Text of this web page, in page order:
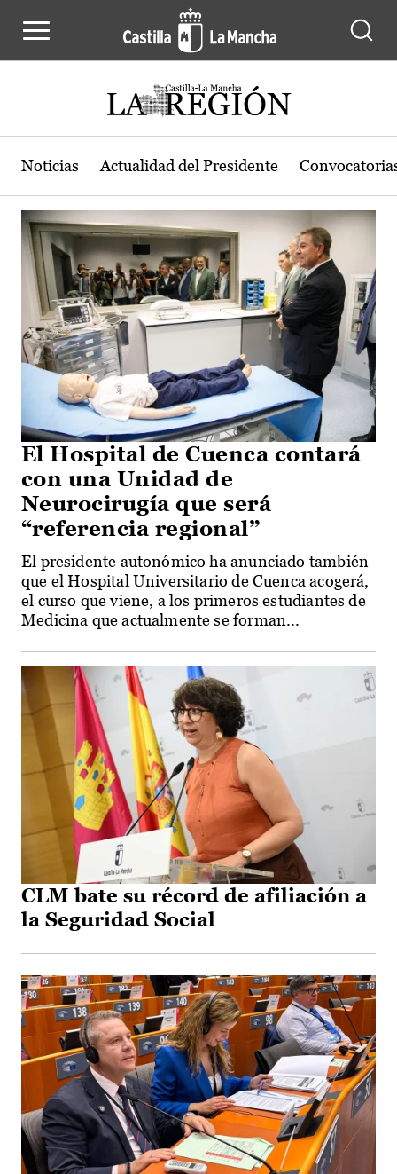
Actualidad de la región de Castilla-
Noticias Actualidad del Presidente
El Hospital de Cuenca contará
con una Unidad de
Neurocirugía que será
“referencia regional”
El presidente autonómico ha anunciado también
que el Hospital Universitario de Cuenca acogerá,
el curso que viene, a los primeros estudiantes de
Medicina que actualmente se forman...
CLM bate su récord de afiliación a
la Seguridad Social